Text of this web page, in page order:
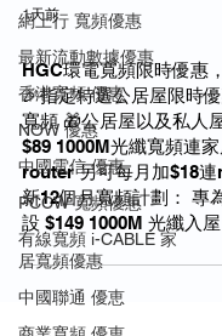
網上行 寬頻優惠
最新流動數據優惠
香港寬頻 優惠
NOW 優惠
中國電信 優惠
PCCW 寬頻優惠
有線寬頻 i-CABLE 家
居寬頻優惠
中國聯通 優恵
1天前
HGC環電寬頻限時優惠
🎉指定特選公居屋限時
寬頻 🎁公居屋以及私人
$89 1000M光纖寬頻連
router 另可每月加$18連
新12個月寬頻計劃： 專
設 $149 1000M 光纖入屋